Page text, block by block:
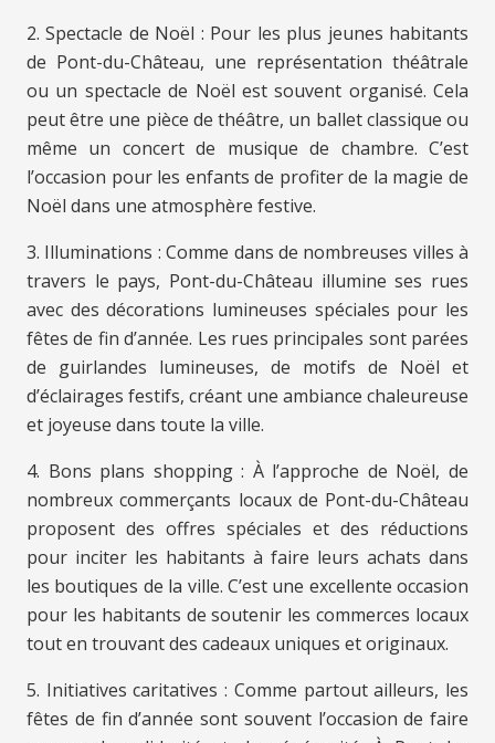
2. Spectacle de Noël : Pour les plus jeunes habitants
de Pont-du-Château, une représentation théâtrale
ou un spectacle de Noël est souvent organisé. Cela
peut être une pièce de théâtre, un ballet classique ou
même un concert de musique de chambre. C’est
l’occasion pour les enfants de profiter de la magie de
Noël dans une atmosphère festive.
3. Illuminations : Comme dans de nombreuses villes à
travers le pays, Pont-du-Château illumine ses rues
avec des décorations lumineuses spéciales pour les
fêtes de fin d’année. Les rues principales sont parées
de guirlandes lumineuses, de motifs de Noël et
d’éclairages festifs, créant une ambiance chaleureuse
et joyeuse dans toute la ville.
4. Bons plans shopping : À l’approche de Noël, de
nombreux commerçants locaux de Pont-du-Château
proposent des offres spéciales et des réductions
pour inciter les habitants à faire leurs achats dans
les boutiques de la ville. C’est une excellente occasion
pour les habitants de soutenir les commerces locaux
tout en trouvant des cadeaux uniques et originaux.
5. Initiatives caritatives : Comme partout ailleurs, les
fêtes de fin d’année sont souvent l’occasion de faire